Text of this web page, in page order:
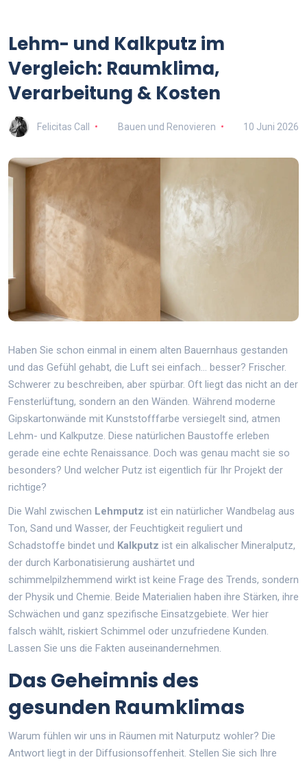
Lehm- und Kalkputz im
Vergleich: Raumklima,
Verarbeitung & Kosten
Felicitas Call Bauen und Renovieren 10 Juni 2026
Haben Sie schon einmal in einem alten Bauernhaus gestanden
und das Gefühl gehabt, die Luft sei einfach... besser? Frischer.
Schwerer zu beschreiben, aber spürbar. Oft liegt das nicht an der
Fensterlüftung, sondern an den Wänden. Während moderne
Gipskartonwände mit Kunststofffarbe versiegelt sind, atmen
Lehm- und Kalkputze. Diese natürlichen Baustoffe erleben
gerade eine echte Renaissance. Doch was genau macht sie so
besonders? Und welcher Putz ist eigentlich für Ihr Projekt der
richtige?
Die Wahl zwischen Lehmputz ist ein natürlicher Wandbelag aus
Ton, Sand und Wasser, der Feuchtigkeit reguliert und
Schadstoffe bindet und Kalkputz ist ein alkalischer Mineralputz,
der durch Karbonatisierung aushärtet und
schimmelpilzhemmend wirkt ist keine Frage des Trends, sondern
der Physik und Chemie. Beide Materialien haben ihre Stärken, ihre
Schwächen und ganz spezifische Einsatzgebiete. Wer hier
falsch wählt, riskiert Schimmel oder unzufriedene Kunden.
Lassen Sie uns die Fakten auseinandernehmen.
Das Geheimnis des
gesunden Raumklimas
Warum fühlen wir uns in Räumen mit Naturputz wohler? Die
Antwort liegt in der Diffusionsoffenheit. Stellen Sie sich Ihre